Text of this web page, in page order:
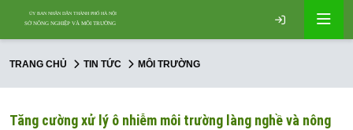
TRANG CHỦ TIN TỨC MÔI TRƯỜNG
Tăng cường xử lý ô nhiễm môi trường làng nghề và nông